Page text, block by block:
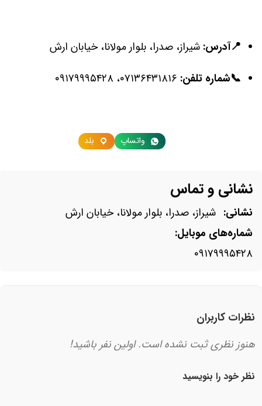
📍آدرس: شیراز، صدرا، بلوار مولانا، خیابان ارش
📞شماره تلفن: ۰۷۱۳۶۴۳۱۸۱۶، ۰۹۱۷۹۹۹۵۴۲۸
واتساپ بلد
نشانی و تماس
نشانی: شیراز، صدرا، بلوار مولانا، خیابان ارش
شماره‌های موبایل:
۰۹۱۷۹۹۹۵۴۲۸
نظرات کاربران
هنوز نظری ثبت نشده است. اولین نفر باشید!
نظر خود را بنویسید